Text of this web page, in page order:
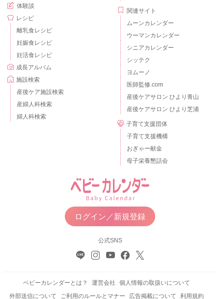
体験談
レシピ
離乳食レシピ
妊娠食レシピ
妊活食レシピ
成長アルバム
施設検索
産後ケア施設検索
産婦人科検索
婦人科検索
関連サイト
ムーンカレンダー
ウーマンカレンダー
シニアカレンダー
シッテク
ヨムーノ
医師監修.com
産後ケアサロン ひより青山
産後ケアサロン ひより芝浦
子育て支援団体
子育て支援機構
おぎゃー献金
母子栄養懇話会
ログイン／新規登録
公式SNS
ベビーカレンダーとは？ 運営会社
個人情報の取扱いについて
外部送信について
ご利用のルールとマナー 広告掲載について 利用規約